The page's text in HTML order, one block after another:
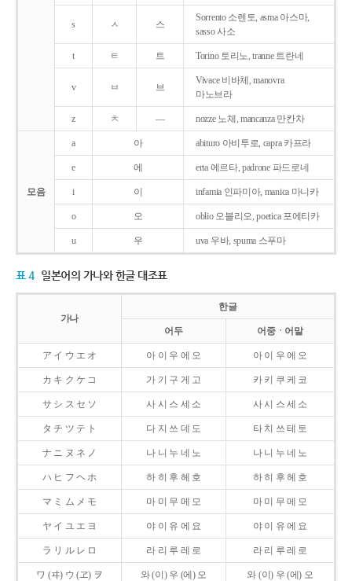
s ㅅ 스
Sorrento 소렌토, asma 아스마,
sasso 사소
t ㅌ 트 Torino 토리노, tranne 트란네
v ㅂ 브
Vivace 비바체, manovra
마노브라
z ㅊ ― nozze 노체, mancanza 만칸차
모음
a 아 abituro 아비투로, capra 카프라
e 에 erta 에르타, padrone 파드로네
i 이 infamia 인파미아, manica 마니카
o 오 oblio 오블리오, poetica 포에티카
u 우 uva 우바, spuma 스푸마
표 4 일본어의 가나와 한글 대조표
가나
한글
어두 어중ㆍ어말
ア イ ウ エ オ 아 이 우 에 오 아 이 우 에 오
カ キ ク ケ コ 가 기 구 게 고 카 키 쿠 케 코
サ シ ス セ ソ 사 시 스 세 소 사 시 스 세 소
タ チ ツ テ ト 다 지 쓰 데 도 타 치 쓰 테 토
ナ ニ ヌ ネ ノ 나 니 누 네 노 나 니 누 네 노
ハ ヒ フ ヘ ホ 하 히 후 헤 호 하 히 후 헤 호
マ ミ ム メ モ 마 미 무 메 모 마 미 무 메 모
ヤ イ ユ エ ヨ 야 이 유 에 요 야 이 유 에 요
ラ リ ル レ ロ 라 리 루 레 로 라 리 루 레 로
ワ (ヰ) ウ (ヱ) ヲ 와 (이) 우 (에) 오 와 (이) 우 (에) 오